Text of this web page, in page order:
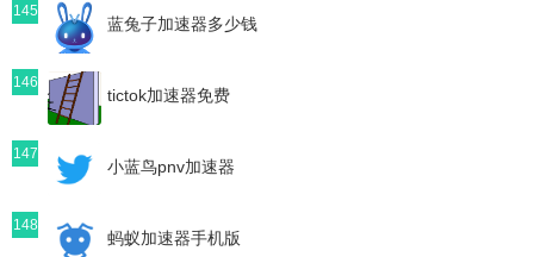
145
蓝兔子加速器多少钱
146
tictok加速器免费
147
小蓝鸟pnv加速器
148
蚂蚁加速器手机版